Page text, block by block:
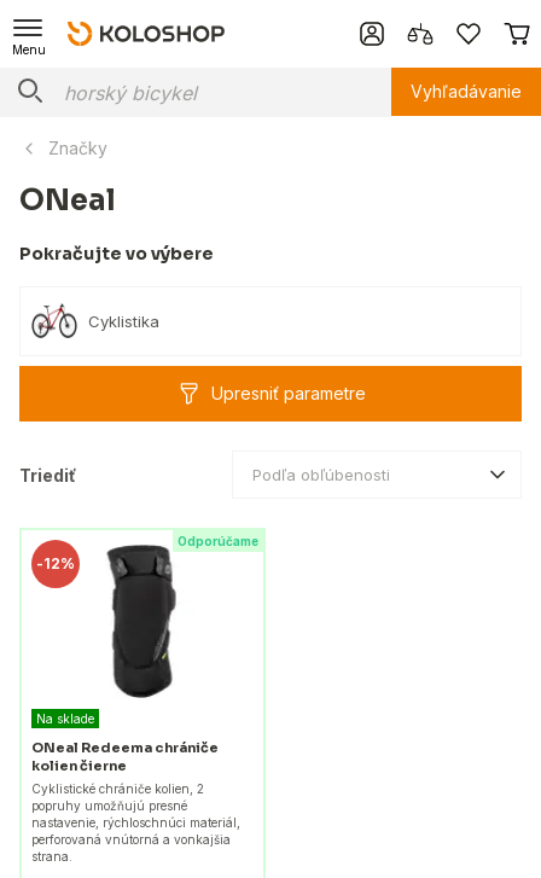
Menu
Vyhľadávanie
Značky
ONeal
Pokračujte vo výbere
Cyklistika
Upresniť parametre
Triediť Podľa obľúbenosti
Odporúčame
-12%
Na sklade
ONeal Redeema chrániče
kolien čierne
Cyklistické chrániče kolien, 2
popruhy umožňujú presné
nastavenie, rýchloschnúci materiál,
perforovaná vnútorná a vonkajšia
strana.